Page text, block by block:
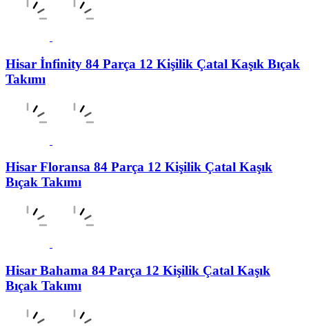
Hisar İnfinity 84 Parça 12 Kişilik Çatal Kaşık Bıçak
Takımı
Hisar Floransa 84 Parça 12 Kişilik Çatal Kaşık
Bıçak Takımı
Hisar Bahama 84 Parça 12 Kişilik Çatal Kaşık
Bıçak Takımı